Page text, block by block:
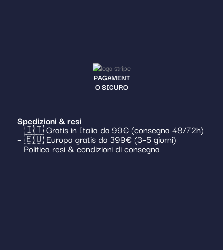
PAGAMENT
O SICURO
Spedizioni & resi
– 🇮🇹 Gratis in Italia da 99€ (consegna 48/72h)
– 🇪🇺 Europa gratis da 399€ (3–5 giorni)
– Politica resi & condizioni di consegna